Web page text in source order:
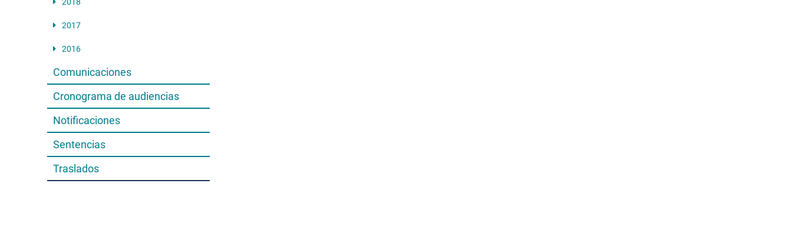
2017
2016
Comunicaciones
Cronograma de audiencias
Notificaciones
Sentencias
Traslados